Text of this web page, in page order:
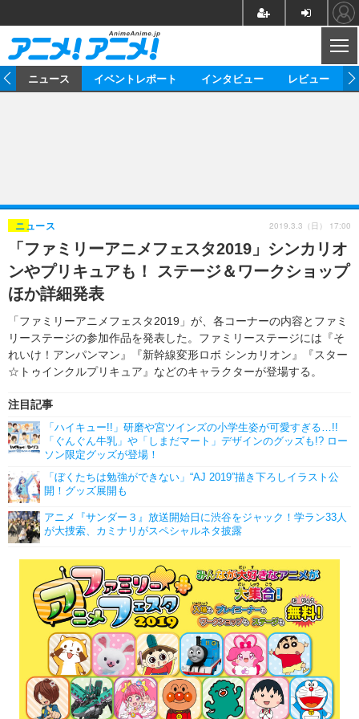
ゲーム グッズ
イベント 海外
海外イベント ビジネス
俳優・タレント アーティスト
ビジネス
アニメ 実写
書評 イベント
ゲーム 座談会
動画
アニメ
アニメ！アニメ！TV ABEMA Cafe
連載・コラム
ニュース イベントレポート インタビュー レビュー
「ファミリーアニメフェスタ2019」シンカリオ
ンやプリキュアも！ ステージ＆ワークショップ
ほか詳細発表
「ファミリーアニメフェスタ2019」が、各コーナーの内容とファミ
リーステージの参加作品を発表した。ファミリーステージには『そ
れいけ！アンパンマン』『新幹線変形ロボ シンカリオン』『スター
☆トゥインクルプリキュア』などのキャラクターが登場する。
ニュース
注目記事
「ハイキュー!!」研磨や宮ツインズの小学生姿が可愛すぎる…!!
「ぐんぐん牛乳」や「しまだマート」デザインのグッズも!? ロー
ソン限定グッズが登場！
「ぼくたちは勉強ができない」“AJ 2019”描き下ろしイラスト公
開！グッズ展開も
アニメ『サンダー３』放送開始日に渋谷をジャック！学ラン33人
が大捜索、カミナリがスペシャルネタ披露
2019.3.3（日） 17:00